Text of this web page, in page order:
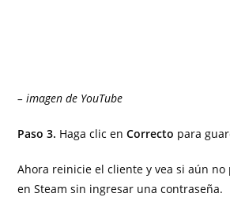
– imagen de YouTube
Paso 3. Haga clic enCorrecto para
Ahora reinicie el cliente y vea si aún
en Steam sin ingresar una contraseña.